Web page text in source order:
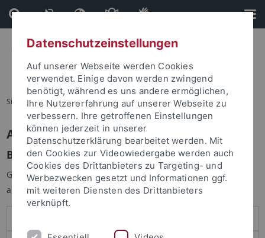
Direkt
zum
Inhalt
Direkt
zur
Fußleiste
Sie sind hier: Startseite
Anmelden
Benutzeranmeldung
Geben Sie Ihren Benutzernamen und Ihr Passwort an um sich
anzumelden:
Datenschutzeinstellungen
Auf unserer Webseite werden Cookies
verwendet. Einige davon werden zwingend
benötigt, während es uns andere ermöglichen,
Ihre Nutzererfahrung auf unserer Webseite zu
verbessern. Ihre getroffenen Einstellungen
können jederzeit in unserer
Datenschutzerklärung bearbeitet werden. Mit
den Cookies zur Videowiedergabe werden auch
Cookies des Drittanbieters zu Targeting- und
Werbezwecken gesetzt und Informationen ggf.
mit weiteren Diensten des Drittanbieters
verknüpft.